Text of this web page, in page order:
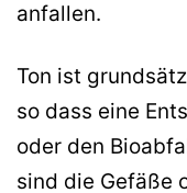
anfallen.
Ton ist
so dass eine
oder den
sind die Gefäße